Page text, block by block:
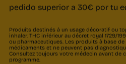
pedido superior a 30€ por tu
Produits destinés à un usage décoratif ou
inhaler. THC inférieur au décret royal 1729/
ou pharmaceutiques. Les produits à base
médicaments et ne peuvent pas
Consultez toujours votre médecin avant de
programme.